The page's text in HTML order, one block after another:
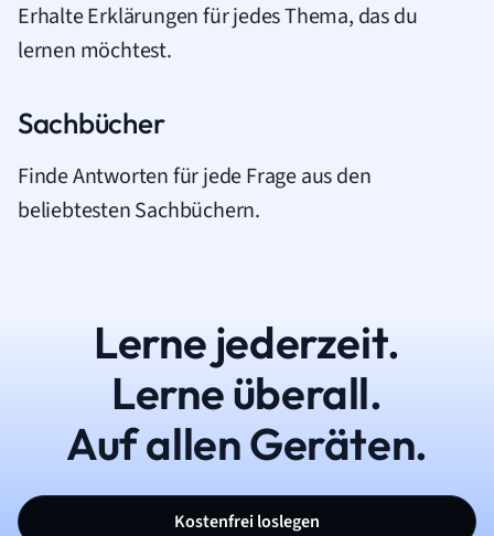
Erhalte Erklärungen für jedes Thema, das du
lernen möchtest.
Sachbücher
Finde Antworten für jede Frage aus den
beliebtesten Sachbüchern.
Lerne jederzeit.
Lerne überall.
Auf allen Geräten.
Kostenfrei loslegen